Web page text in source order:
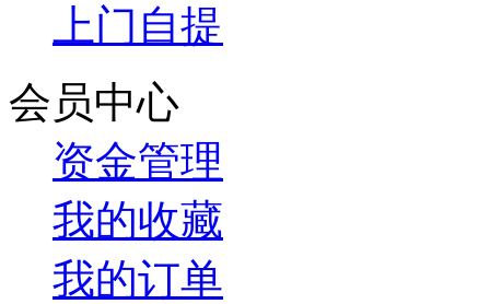
上门自提
会员中心
资金管理
我的收藏
我的订单